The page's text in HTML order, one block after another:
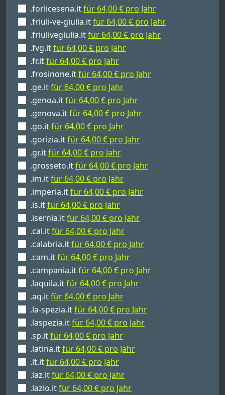
.forlicesena.itfür 64,00 € pro Jahr
.friuli-ve-giulia.itfür 64,00 € pro Jahr
.friulivegiulia.itfür 64,00 € pro Jahr
.fvg.itfür 64,00 € pro Jahr
.fr.itfür 64,00 € pro Jahr
.frosinone.itfür 64,00 € pro Jahr
.ge.itfür 64,00 € pro Jahr
.genoa.itfür 64,00 € pro Jahr
.genova.itfür 64,00 € pro Jahr
.go.itfür 64,00 € pro Jahr
.gorizia.itfür 64,00 € pro Jahr
.gr.itfür 64,00 € pro Jahr
.grosseto.itfür 64,00 € pro Jahr
.im.itfür 64,00 € pro Jahr
.imperia.itfür 64,00 € pro Jahr
.is.itfür 64,00 € pro Jahr
.isernia.itfür 64,00 € pro Jahr
.cal.itfür 64,00 € pro Jahr
.calabria.itfür 64,00 € pro Jahr
.cam.itfür 64,00 € pro Jahr
.campania.itfür 64,00 € pro Jahr
.laquila.itfür 64,00 € pro Jahr
.aq.itfür 64,00 € pro Jahr
.la-spezia.itfür 64,00 € pro Jahr
.laspezia.itfür 64,00 € pro Jahr
.sp.itfür 64,00 € pro Jahr
.latina.itfür 64,00 € pro Jahr
.lt.itfür 64,00 € pro Jahr
.laz.itfür 64,00 € pro Jahr
.lazio.itfür 64,00 € pro Jahr